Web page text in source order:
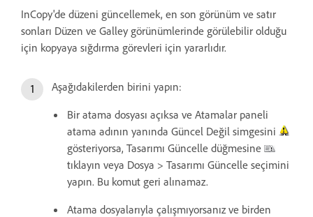
InCopy'de düzeni güncellemek, en son görünüm ve satır
sonları Düzen ve Galley görünümlerinde görülebilir olduğu
için kopyaya sığdırma görevleri için yararlıdır.
Aşağıdakilerden birini yapın:
Bir atama dosyası açıksa ve Atamalar paneli
atama adının yanında Güncel Değil simgesini
gösteriyorsa, Tasarımı Güncelle düğmesine
tıklayın veya Dosya > Tasarımı Güncelle seçimini
yapın. Bu komut geri alınamaz.
Atama dosyalarıyla çalışmıyorsanız ve birden